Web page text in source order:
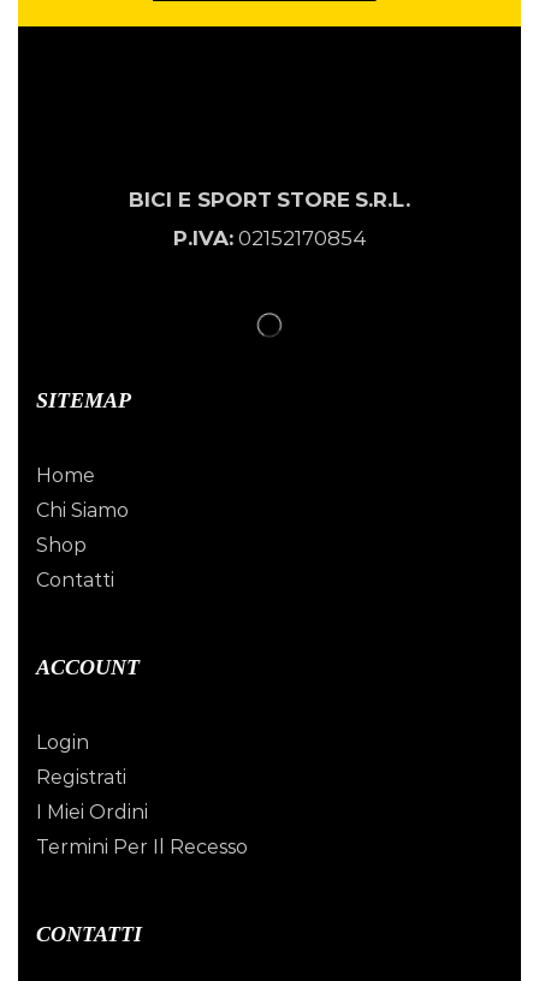
BICI E SPORT STORE S.R.L.
P.IVA:02152170854
SITEMAP
Home
Chi Siamo
Shop
Contatti
ACCOUNT
Login
Registrati
I Miei Ordini
Termini Per Il Recesso
CONTATTI